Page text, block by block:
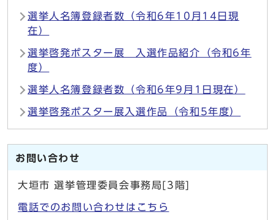
選挙人名簿登録者数（令和6年10月14日現
在）
選挙啓発ポスター展 入選作品紹介（令和6年
度）
選挙人名簿登録者数（令和6年9月1日現在）
選挙啓発ポスター展入選作品（令和5年度）
お問い合わせ
大垣市 選挙管理委員会事務局[3階]
電話でのお問い合わせはこちら